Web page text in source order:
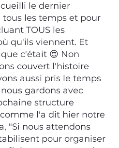
le dernier
tous les temps et pour
TOUS les
qu'ils viennent. Et
c'était 😍 Non
couvert l'histoire
aussi pris le temps
gardons avec
structure
l'a dit hier notre
"Si nous attendons
pour organiser